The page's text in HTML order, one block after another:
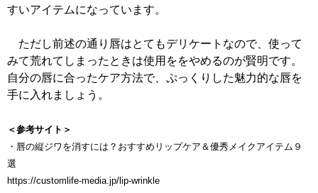
すいアイテムになっています。
ただし前述の通り唇はとてもデリケートなので、使って
みて荒れてしまったときは使用ををやめるのが賢明です。
自分の唇に合ったケア方法で、ぷっくりした魅力的な唇を
手に入れましょう。
＜参考サイト＞
・唇の縦ジワを消すには？おすすめリップケア＆優秀メイクアイテム９
選
https://customlife-media.jp/lip-wrinkle